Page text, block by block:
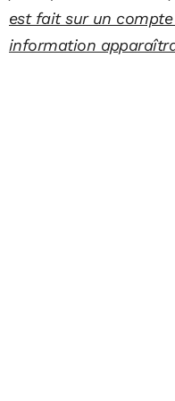
est fait sur un
information